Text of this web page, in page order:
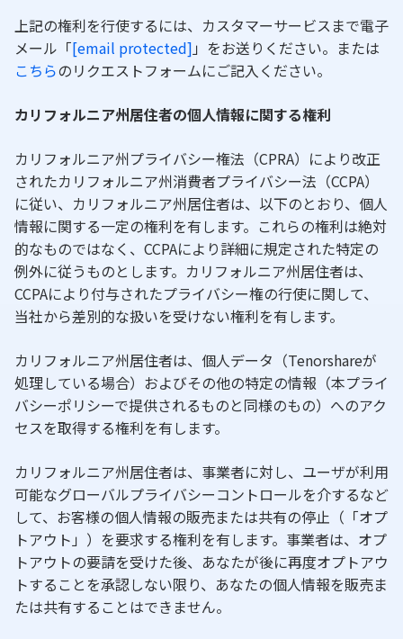
上記の権利を行使するには、カスタマーサービスまで電子
メール「[email protected] 」をお送りください。または
こちらのリクエストフォームにご記入ください。
カリフォルニア州居住者の個人情報に関する権利
カリフォルニア州プライバシー権法（CPRA）により改正
されたカリフォルニア州消費者プライバシー法（CCPA）
に従い、カリフォルニア州居住者は、以下のとおり、個人
情報に関する一定の権利を有します。これらの権利は絶対
的なものではなく、CCPAにより詳細に規定された特定の
例外に従うものとします。カリフォルニア州居住者は、
CCPAにより付与されたプライバシー権の行使に関して、
当社から差別的な扱いを受けない権利を有します。
カリフォルニア州居住者は、個人データ（Tenorshareが
処理している場合）およびその他の特定の情報（本プライ
バシーポリシーで提供されるものと同様のもの）へのアク
セスを取得する権利を有します。
カリフォルニア州居住者は、事業者に対し、ユーザが利用
可能なグローバルプライバシーコントロールを介するなど
して、お客様の個人情報の販売または共有の停止（「オプ
トアウト」）を要求する権利を有します。事業者は、オプ
トアウトの要請を受けた後、あなたが後に再度オプトアウ
トすることを承認しない限り、あなたの個人情報を販売ま
たは共有することはできません。